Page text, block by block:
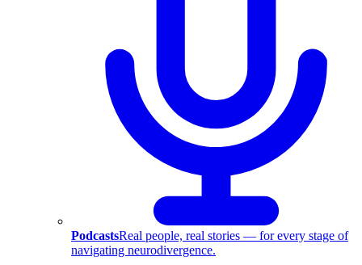
PodcastsReal people, real stories — for every stage of
navigating neurodivergence.